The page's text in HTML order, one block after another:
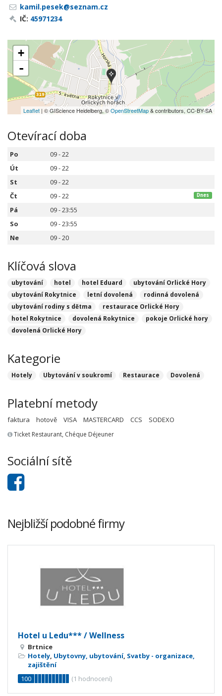
kamil.pesek@seznam.cz
IČ: 45971234
+
-
Leaflet | © GIScience Heidelberg, ©OpenStreetMap& contributors, CC-BY-SA
Otevírací doba
Po
09 - 22
Út
09 - 22
St
09 - 22
Čt
09 - 22 Dnes
Pá
09 - 23:55
So
09 - 23:55
Ne
09 - 20
Klíčová slova
ubytování hotel hotel Eduard
ubytování Orlické Hory
ubytování Rokytnice
letní dovolená
rodinná dovolená
ubytování rodiny s dětma
restaurace Orlické Hory
hotel Rokytnice
dovolená Rokytnice
pokoje Orlické hory
dovolená Orlické Hory
Kategorie
Hotely Ubytování v soukromí Restaurace Dovolená
Platební metody
faktura hotově VISA MASTERCARD CCS SODEXO
Ticket Restaurant, Chéque Déjeuner
Sociální sítě
Nejbližší podobné firmy
Hotel u Ledu*** / Wellness
Brtnice
Hotely, Ubytovny, ubytování, Svatby - organizace,
zajištění
100
(1 hodnocení)